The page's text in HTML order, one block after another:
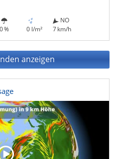
0 % 0 l/m²
NO
7 km/h
anzeigen